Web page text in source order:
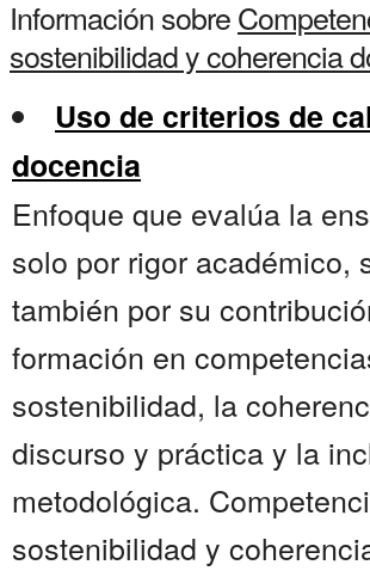
Información sobre
sostenibilidad y coherencia
Uso de criterios de
docencia
Enfoque que evalúa la
solo por rigor académico,
también por su
formación en
sostenibilidad, la
discurso y práctica y la
metodológica.
sostenibilidad y